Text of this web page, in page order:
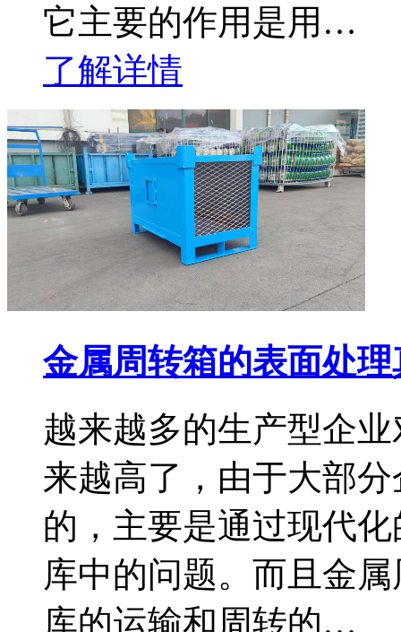
它主要的作用是用…
了解详情
金属周转箱的表面处
越来越多的生产型企
来越高了，由于大部
的，主要是通过现代
库中的问题。而且金
库的运输和周转的…